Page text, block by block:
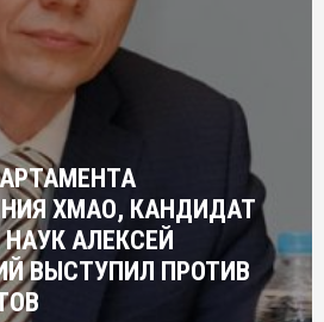
ХМАО, КАНДИДАТ
АЛЕКСЕЙ
ВЫСТУПИЛ ПРОТИВ